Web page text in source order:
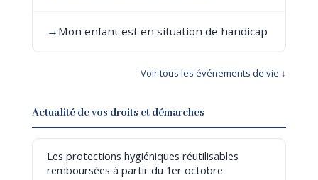
→ Mon enfant est en situation de handicap
Voir tous les événements de vie ↓
Actualité de vos droits et démarches
Les protections hygiéniques réutilisables
remboursées à partir du 1er octobre